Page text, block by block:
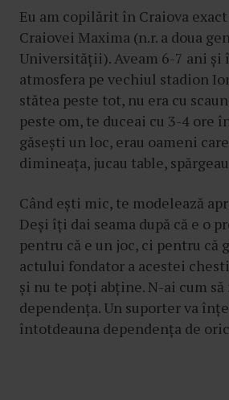
Eu am copilărit în Craiova
Craiovei Maxima (n.r. a doua
Universității). Aveam 6-7 ani și
atmosfera pe vechiul stadion
stătea peste tot, nu era cu
peste om, te duceai cu 3-4 ore
găsești un loc, erau oameni
dimineața, jucau table,
Când ești mic, te modelează
Deși îți dai seama după că e o
pentru că e un joc, ci pentru că
actului fondator a acestei
și nu te poți abține. N-ai cum
dependența. Un suporter va
întotdeauna dependența de